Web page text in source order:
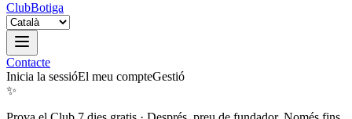
ClubBotiga
Contacte
Inicia la sessióEl meu compteGestió
✨